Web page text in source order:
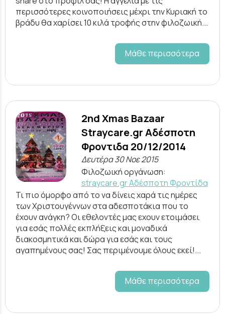
περισσότερες κοινοποιήσεις μέχρι την Κυριακή το
βράδυ θα χαρίσει 10 κιλά τροφής στην φιλοζωική...
Μάθε περισσότερα
2nd Xmas Bazaar
Straycare.gr Αδέσποτη
Φροντιδα 20/12/2014
Δευτέρα 30 Νοε 2015
Φιλοζωική οργάνωση:
straycare.gr Aδέσποτη Φροντίδα
Τι πιο όμορφο από το να δίνεις χαρά τις ημέρες
των Χριστουγέννων στα αδεσποτάκια που το
έχουν ανάγκη? Οι εθελοντές μας εχουν ετοιμάσει
για εσάς πολλές εκπλήξεις και μοναδικά
διακοσμητικά και δώρα για εσάς και τους
αγαπημένους σας! Σας περιμένουμε όλους εκεί!...
Μάθε περισσότερα